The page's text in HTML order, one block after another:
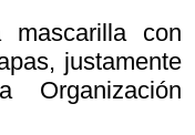
mascarilla con
justamente
Organización